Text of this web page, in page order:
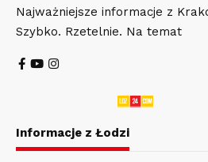
Najważniejsze informacje z
Szybko. Rzetelnie. Na temat
Informacje z Łodzi